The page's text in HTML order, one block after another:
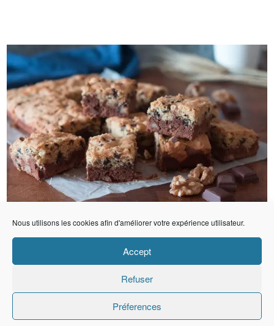
Nous utilisons les cookies afin d'améliorer votre expérience utilisateur.
Accept
Refuser
Préferences